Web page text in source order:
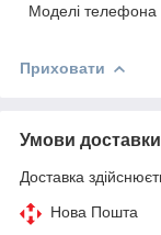
Моделі телефона
Приховати
Умови доставки
Доставка
Нова Пошта